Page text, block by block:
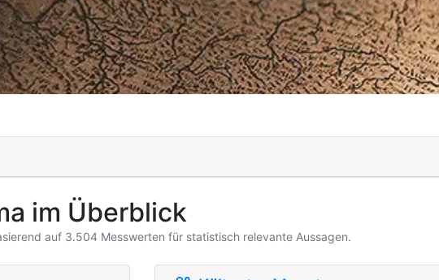
im Überblick
auf 3.504 Messwerten für statistisch relevante Aussagen.